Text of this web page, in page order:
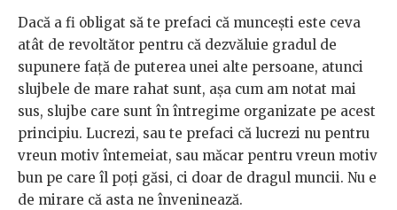
Dacă a fi obligat să te prefaci că muncești este ceva
atât de revoltător pentru că dezvăluie gradul de
supunere față de puterea unei alte persoane, atunci
slujbele de mare rahat sunt, așa cum am notat mai
sus, slujbe care sunt în întregime organizate pe acest
principiu. Lucrezi, sau te prefaci că lucrezi nu pentru
vreun motiv întemeiat, sau măcar pentru vreun motiv
bun pe care îl poți găsi, ci doar de dragul muncii. Nu e
de mirare că asta ne înveninează.